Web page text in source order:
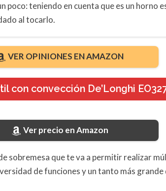
poco: teniendo en cuenta que es un horno
al tocarlo.
VER OPINIONES EN AMAZON
con convección De’Longhi
Ver precio en Amazon
sobremesa que te va a permitir realizar
de funciones y un tanto más